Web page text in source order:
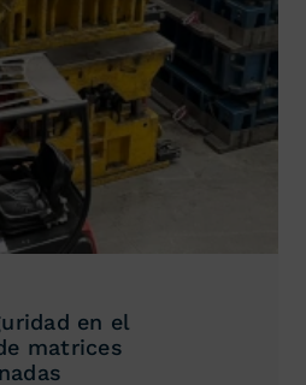
en el
matrices